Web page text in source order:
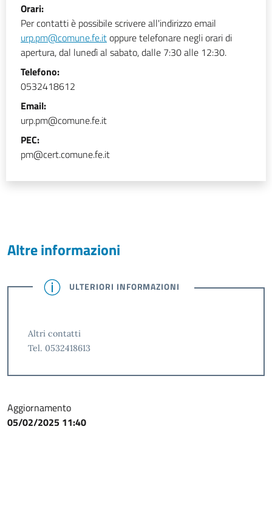
Orari:
Per contatti è possibile scrivere all'indirizzo email
urp.pm@comune.fe.itoppure telefonare negli orari di
apertura, dal lunedì al sabato, dalle 7:30 alle 12:30.
Telefono:
0532418612
Email:
urp.pm@comune.fe.it
PEC:
pm@cert.comune.fe.it
Altre informazioni
ULTERIORI INFORMAZIONI
Altri contatti
Tel. 0532418613
Aggiornamento
05/02/2025 11:40